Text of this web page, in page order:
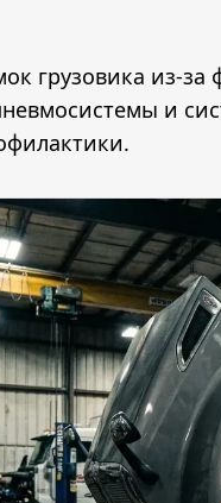
грузовика из-за
и